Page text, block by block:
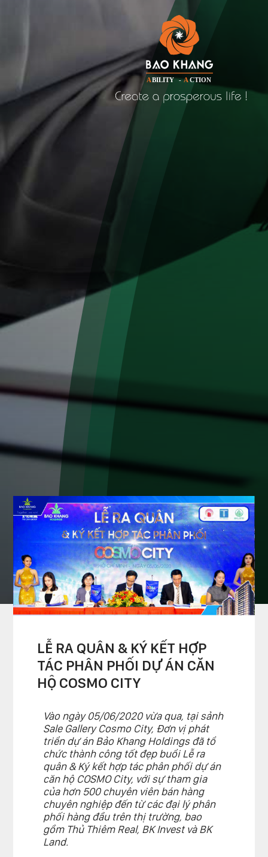
TIN BẢO KHANG
trang chủ » tin tức & sự kiện » tin bảo khang
LỄ RA QUÂN & KÝ KẾT HỢP
TÁC PHÂN PHỐI DỰ ÁN CĂN
HỘ COSMO CITY
Vào ngày 05/06/2020 vừa qua, tại sảnh
Sale Gallery Cosmo City, Đơn vị phát
triển dự án Bảo Khang Holdings đã tổ
chức thành công tốt đẹp buổi Lễ ra
quân & Ký kết hợp tác phân phối dự án
căn hộ COSMO City, với sự tham gia
của hơn 500 chuyên viên bán hàng
chuyên nghiệp đến từ các đại lý phân
phối hàng đầu trên thị trường, bao
gồm Thủ Thiêm Real, BK Invest và BK
Land.